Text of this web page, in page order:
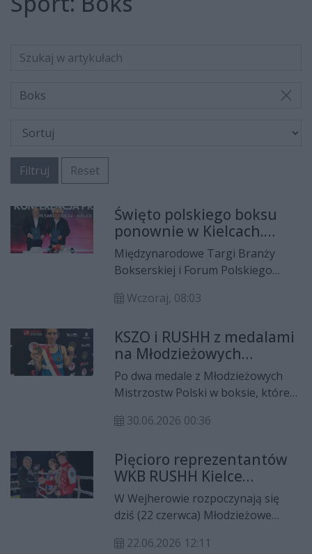
Boks
Filtruj Reset
Święto polskiego boksu
ponownie w Kielcach.
Przed nami szósta edycja
Targów Boksu
Międzynarodowe Targi Branży
Bokserskiej i Forum Polskiego
Kielcach na kolejne trzy lata. Targi
podpisały umowę, która
gwarantuje organizację wydarzenia
w latach 2026-2028. Tegoroczna,
szósta edycja odbędzie się w dniach
zostanie zorganizowana w nowo
Wczoraj, 08:03
KSZO i RUSHH z medalami
na Młodzieżowych
Mistrzostwach Polski
Po dwa medale z Młodzieżowych
Mistrzostw Polski w boksie, które
Wejherowie przywieźli zawodnicy
ostrowieckiego KSZO.
30.06.2026 00:36
Pięcioro reprezentantów
WKB RUSHH Kielce
powalczy o medale
Młodzieżowych Mistrzostw
Polski
W Wejherowie rozpoczynają się
dziś (22 czerwca) Młodzieżowe
najważniejszej krajowej imprezie
22.06.2026 12:11